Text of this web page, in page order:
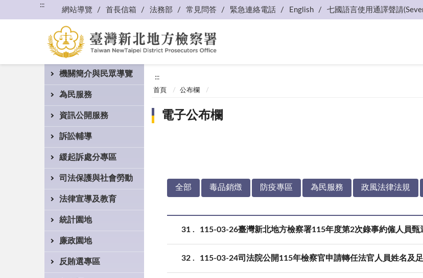
:::
網站導覽 首長信箱 法務部 常見問答 緊急連絡電話 English 七國語言使用通譯聲請
機關簡介與民眾導覽
為民服務
資訊公開服務
訴訟輔導
緩起訴處分專區
司法保護與社會勞動
法律宣導及教育
統計園地
廉政園地
反賄選專區
:::
首頁 公布欄
電子公布欄
全部 毒品銷燬 防疫專區 為民服務 政風法律法規
31 115-03-26臺灣新北地方檢察署115年度第2次錄事約僱人員甄
32 115-03-24司法院公開115年檢察官申請轉任法官人員姓名及